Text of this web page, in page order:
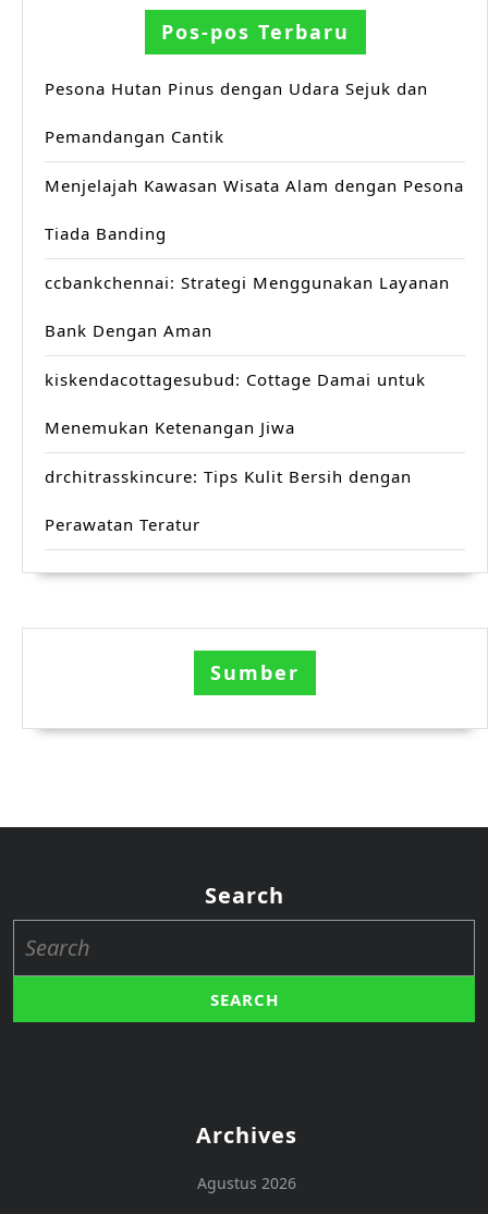
Pos-pos Terbaru
Pesona Hutan Pinus dengan Udara Sejuk dan
Pemandangan Cantik
Menjelajah Kawasan Wisata Alam dengan Pesona
Tiada Banding
ccbankchennai: Strategi Menggunakan Layanan
Bank Dengan Aman
kiskendacottagesubud: Cottage Damai untuk
Menemukan Ketenangan Jiwa
drchitrasskincure: Tips Kulit Bersih dengan
Perawatan Teratur
Sumber
Search
for:
Archives
Agustus 2026